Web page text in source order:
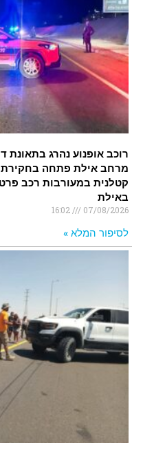
רוכב אופנוע נהרג
מרחב אילת פתחה בחקירת
קטלנית במעורבות רכב
באילת
07/08/2026
16:02
לסיפור המלא »